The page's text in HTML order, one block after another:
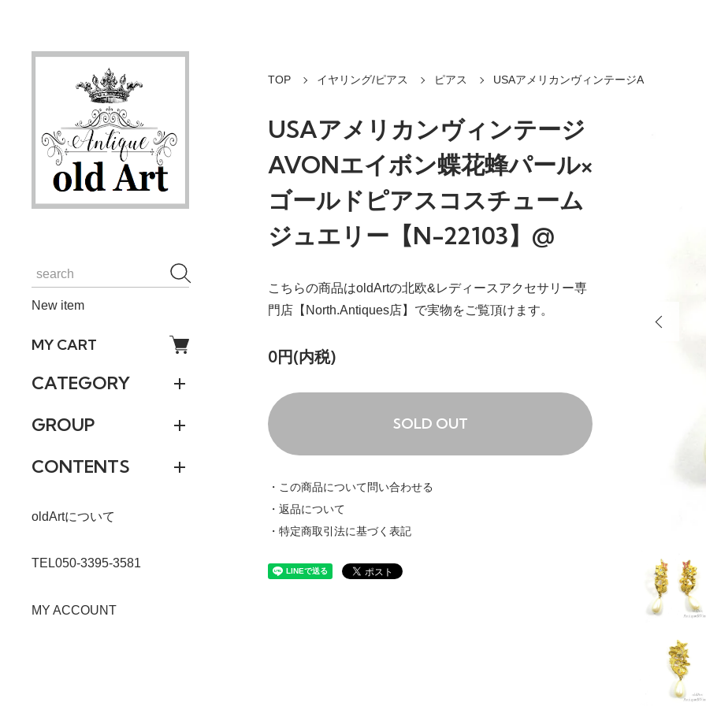
New item
MY CART
CATEGORY
GROUP
CONTENTS
oldArtについて
TEL050-3395-3581
MY ACCOUNT
TOP イヤリング/ピアス ピアス USAアメリカンヴィンテージA
USAアメリカンヴィンテージ
AVONエイボン蝶花蜂パール×
ゴールドピアスコスチューム
ジュエリー【N-22103】@
こちらの商品はoldArtの北欧&レディースアクセサリー専
門店【North.Antiques店】で実物をご覧頂けます。
0円(内税)
SOLD OUT
・この商品について問い合わせる
・返品について
・特定商取引法に基づく表記